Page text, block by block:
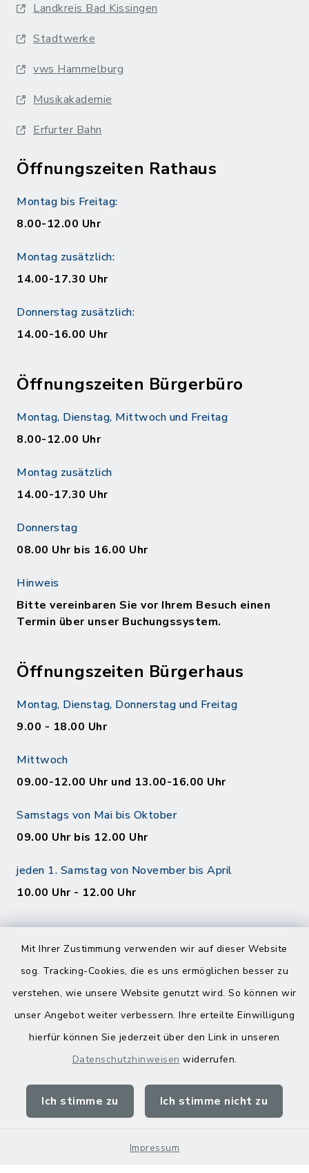
Mit Ihrer Zustimmung verwenden wir auf dieser Website
sog. Tracking-Cookies, die es uns ermöglichen besser zu
verstehen, wie unsere Website genutzt wird. So können wir
unser Angebot weiter verbessern. Ihre erteilte Einwilligung
hierfür können Sie jederzeit über den Link in unseren
Datenschutzhinweisen widerrufen.
Ich stimme zu Ich stimme nicht zu
Impressum
Landkreis Bad Kissingen
Stadtwerke
vws Hammelburg
Musikakademie
Erfurter Bahn
Öffnungszeiten Rathaus
Montag bis Freitag:
8.00-12.00 Uhr
Montag zusätzlich:
14.00-17.30 Uhr
Donnerstag zusätzlich:
14.00-16.00 Uhr
Öffnungszeiten Bürgerbüro
Montag, Dienstag, Mittwoch und Freitag
8.00-12.00 Uhr
Montag zusätzlich
14.00-17.30 Uhr
Donnerstag
08.00 Uhr bis 16.00 Uhr
Hinweis
Bitte vereinbaren Sie vor Ihrem Besuch einen
Termin über unser Buchungssystem.
Öffnungszeiten Bürgerhaus
Montag, Dienstag, Donnerstag und Freitag
9.00 - 18.00 Uhr
Mittwoch
09.00-12.00 Uhr und 13.00-16.00 Uhr
Samstags von Mai bis Oktober
09.00 Uhr bis 12.00 Uhr
jeden 1. Samstag von November bis April
10.00 Uhr - 12.00 Uhr
Barrierefreiheit
Impressum
Sitemap